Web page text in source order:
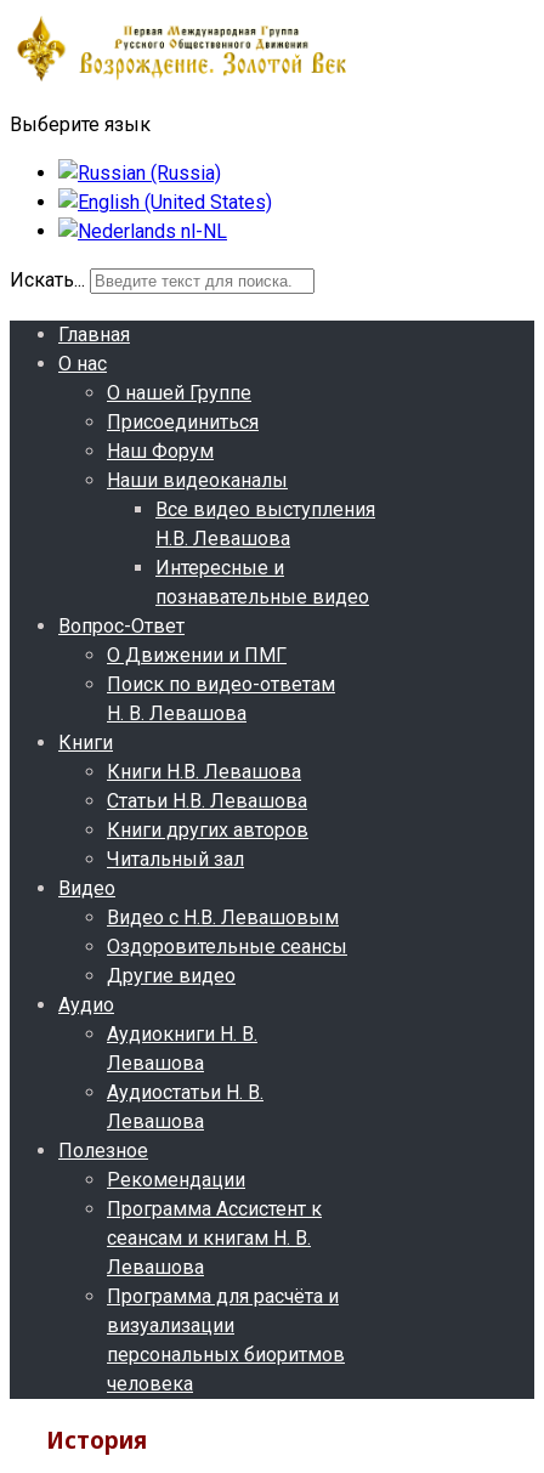
Выберите язык
Искать...
Главная
О нас
О нашей Группе
Присоединиться
Наш Форум
Наши видеоканалы
Все видео выступления
Н.В. Левашова
Интересные и
познавательные видео
Вопрос-Ответ
О Движении и ПМГ
Поиск по видео-ответам
Н. В. Левашова
Книги
Книги Н.В. Левашова
Статьи Н.В. Левашова
Книги других авторов
Читальный зал
Видео
Видео с Н.В. Левашовым
Оздоровительные сеансы
Другие видео
Аудио
Аудиокниги Н. В.
Левашова
Аудиостатьи Н. В.
Левашова
Полезное
Рекомендации
Программа Ассистент к
сеансам и книгам Н. В.
Левашова
Программа для расчёта и
визуализации
персональных биоритмов
человека
История